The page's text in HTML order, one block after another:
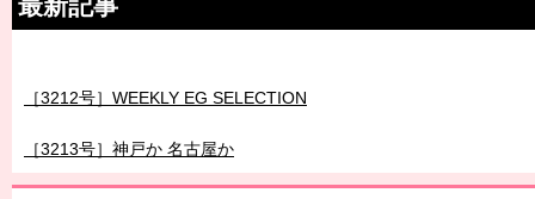
［3212号］WEEKLY EG SELECTION
［3213号］神戸か 名古屋か